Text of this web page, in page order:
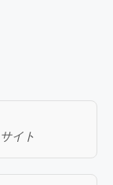
イト